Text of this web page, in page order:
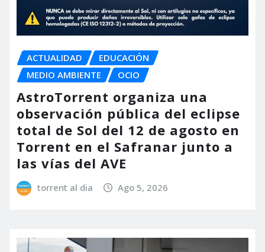
ACTUALIDAD
EDUCACIÓN
MEDIO AMBIENTE
OCIO
AstroTorrent organiza una
observación pública del eclipse
total de Sol del 12 de agosto en
Torrent en el Safranar junto a
las vías del AVE
torrent al dia Ago 5, 2026